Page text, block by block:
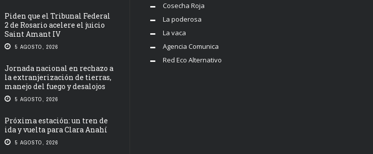
Piden que el Tribunal Federal
2 de Rosario acelere el juicio
Saint Amant IV
5 AGOSTO, 2026
Jornada nacional en rechazo a
la extranjerización de tierras,
manejo del fuego y desalojos
5 AGOSTO, 2026
Próxima estación: un tren de
ida y vuelta para Clara Anahí
5 AGOSTO, 2026
Cosecha Roja
La poderosa
La vaca
Agencia Comunica
Red Eco Alternativo